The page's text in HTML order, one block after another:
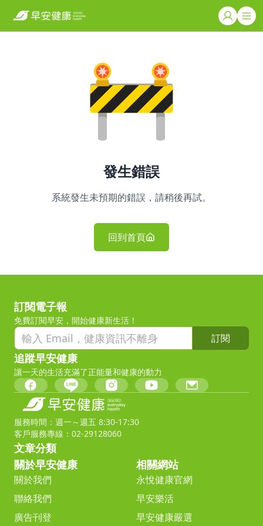
發生錯誤
系統發生未預期的錯誤，請稍後再試。
回到首頁
訂閱電子報
免費訂閱早安，開始健康新生活！
訂閱
追蹤早安健康
讓一天的生活充滿了正能量和健康的動力
服務時間：週一～週五 8:30-17:30
客戶服務專線：02-29128060
文章分類
關於早安健康
關於我們
聯絡我們
廣告刊登
相關網站
永悅健康官網
早安樂活
早安健康嚴選